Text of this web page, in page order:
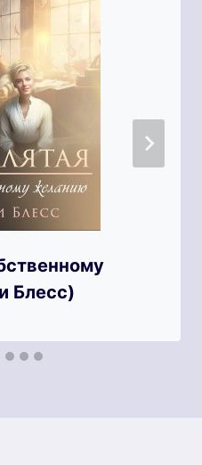
Блесс)